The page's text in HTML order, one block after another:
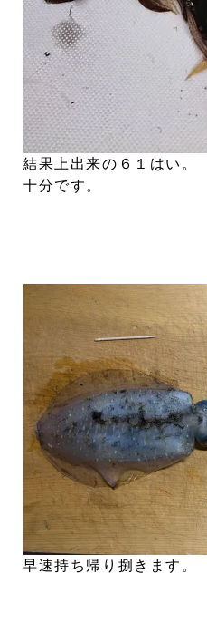
結果上出来の６１はい。
十分です。
早速持ち帰り捌きます。